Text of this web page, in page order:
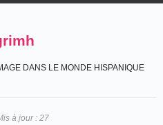
DANS LE MONDE HISPANIQUE
à jour : 27